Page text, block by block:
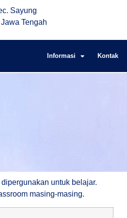
Sayung
Tengah
Informasi Kontak
untuk belajar.
masing-masing.